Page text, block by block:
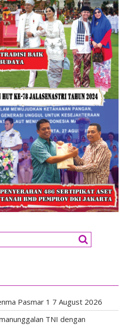
Pasmar 1 7 August 2026
TNI dengan